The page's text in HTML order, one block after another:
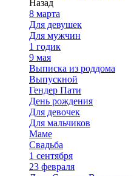
Назад
8 марта
Для девушек
Для мужчин
1 годик
9 мая
Выписка из роддома
Выпускной
Гендер Пати
День рождения
Для девочек
Для мальчиков
Маме
Свадьба
1 сентября
23 февраля